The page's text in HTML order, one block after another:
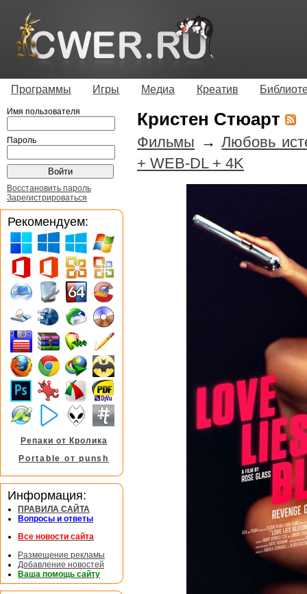
Программы Игры Медиа Креатив
Кристен Стюарт
Фильмы →Любовь
+ WEB-DL + 4K
Имя пользователя
Пароль
Восстановить пароль
Зарегистрироваться
Рекомендуем:
Репаки от Кролика
Portable от punsh
Информация:
ПРАВИЛА САЙТА
Вопросы и ответы
Все новости сайта
Размещение рекламы
Добавление новостей
Ваша помощь сайту